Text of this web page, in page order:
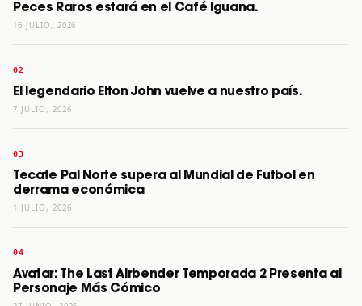
Peces Raros estará en el Café Iguana.
16 JULIO, 2026
El legendario Elton John vuelve a nuestro país.
7 JULIO, 2026
Tecate Pal Norte supera al Mundial de Futbol en
derrama económica
1 JULIO, 2026
Avatar: The Last Airbender Temporada 2 Presenta al
Personaje Más Cómico